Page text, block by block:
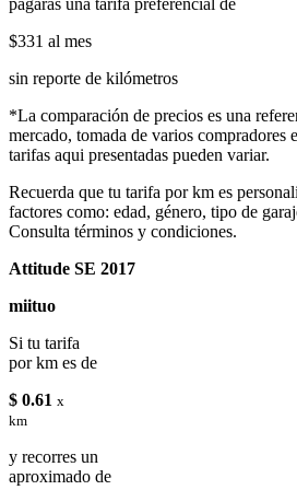
$331 al mes
sin reporte de kilómetros
*La comparación de precios es una
mercado, tomada de varios compradores
tarifas aqui presentadas pueden variar.
Recuerda que tu tarifa por km es
factores como: edad, género, tipo de
Consulta términos y condiciones.
Attitude SE 2017
miituo
Si tu tarifa
por km es de
$ 0.61 x
km
y recorres un
aproximado de